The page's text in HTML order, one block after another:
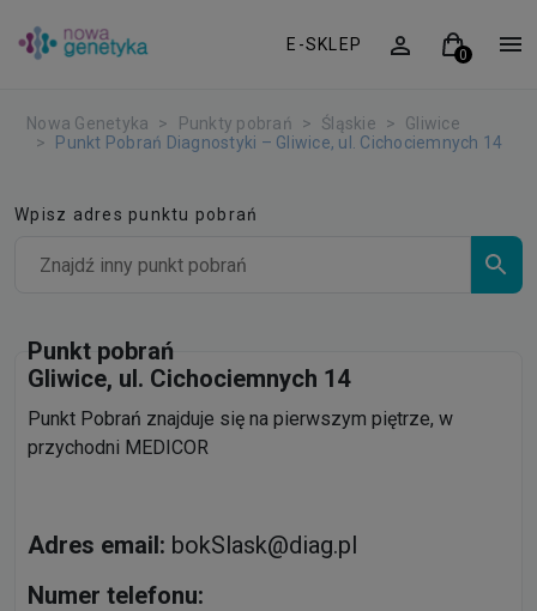
E-SKLEP
Nowa Genetyka Punkty pobrań Śląskie
Gliwice
Punkt Pobrań Diagnostyki – Gliwice, ul. Cichociemnych 14
Wpisz adres punktu pobrań
Punkt pobrań
Gliwice, ul. Cichociemnych 14
Punkt Pobrań znajduje się na pierwszym piętrze, w
przychodni MEDICOR
Adres email: bokSlask@diag.pl
Numer telefonu: